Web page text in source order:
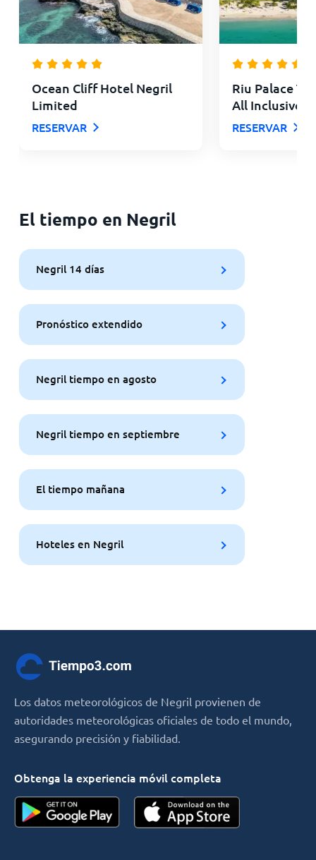
Ocean Cliff Hotel Negril
Limited
RESERVAR
Riu Palace
All Inclusive
RESERVAR
El tiempo en Negril
Negril 14 días
Pronóstico extendido
Negril tiempo en agosto
Negril tiempo en septiembre
El tiempo mañana
Hoteles en Negril
Los datos meteorológicos de Negril provienen de
autoridades meteorológicas oficiales de todo el mundo,
asegurando precisión y fiabilidad.
Obtenga la experiencia móvil completa